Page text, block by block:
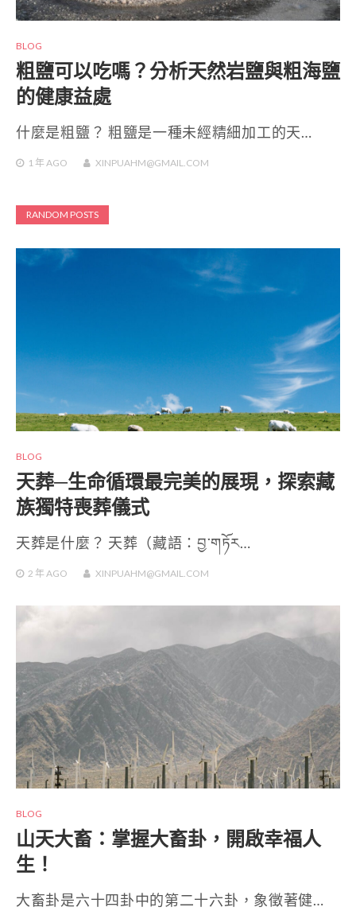
BLOG
粗鹽可以吃嗎？分析天然岩鹽與粗海鹽
的健康益處
什麼是粗鹽？ 粗鹽是一種未經精細加工的天…
1 年 AGO XINPUAHM@GMAIL.COM
RANDOM POSTS
BLOG
天葬─生命循環最完美的展現，探索藏
族獨特喪葬儀式
天葬是什麼？ 天葬（藏語：བྱ་གཏོར…
2 年 AGO XINPUAHM@GMAIL.COM
BLOG
山天大畜：掌握大畜卦，開啟幸福人
生！
大畜卦是六十四卦中的第二十六卦，象徵著健…